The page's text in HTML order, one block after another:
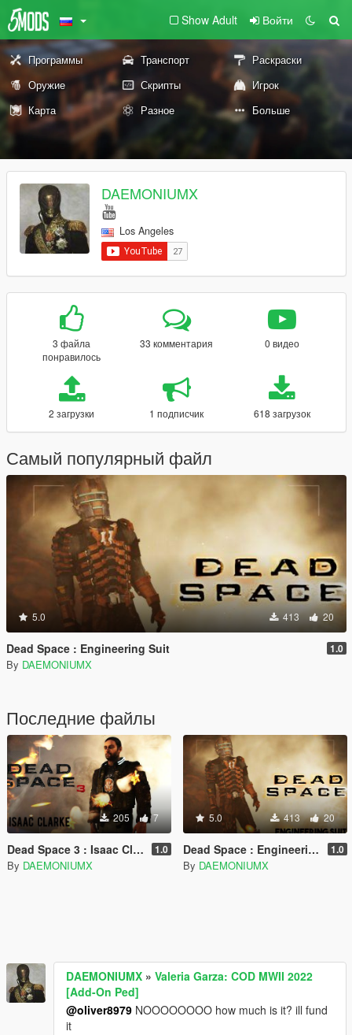
Show Adult Войти
Программы Транспорт
Раскраски
Оружие
Скрипты
Игрок
Карта
Разное Больше
DAEMONIUMX
Los Angeles
3 файла
понравилось
33 комментария 0 видео
2 загрузки 1 подписчик 618 загрузок
Самый популярный файл
5.0 413 20
Dead Space : Engineering Suit 1.0
By DAEMONIUMX
Последние файлы
205 7
Dead Space 3 : Isaac Clarke 1.0
By DAEMONIUMX
5.0 413 20
Dead Space : Engineering Suit 1.0
By DAEMONIUMX
DAEMONIUMX » Valeria Garza: COD MWII 2022
[Add-On Ped]
@oliver8979 NOOOOOOOO how much is it? ill fund
it